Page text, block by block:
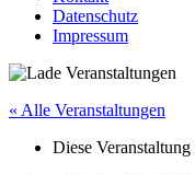
Datenschutz
Impressum
« Alle Veranstaltungen
Diese